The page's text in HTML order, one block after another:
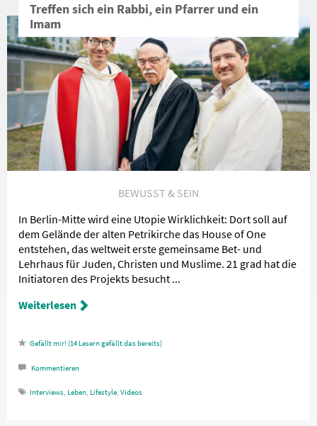
Treffen sich ein Rabbi, ein Pfarrer und ein
Imam
BEWUSST & SEIN
In Berlin-Mitte wird eine Utopie Wirklichkeit: Dort soll auf
dem Gelände der alten Petrikirche das House of One
entstehen, das weltweit erste gemeinsame Bet- und
Lehrhaus für Juden, Christen und Muslime. 21 grad hat die
Initiatoren des Projekts besucht ...
Weiterlesen
14 Lesern gefällt das
Kommentieren
Interviews, Leben, Lifestyle, Videos